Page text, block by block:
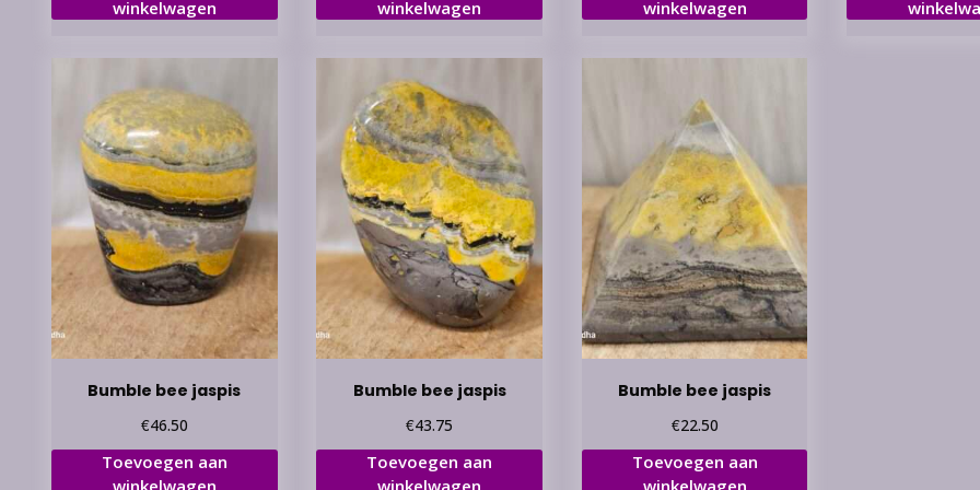
winkelwagen winkelwagen winkelwagen
Bumble bee jaspis
€46.50
Toevoegen aan
Bumble bee jaspis
€43.75
Toevoegen aan
Bumble bee jaspis
€22.50
Toevoegen aan